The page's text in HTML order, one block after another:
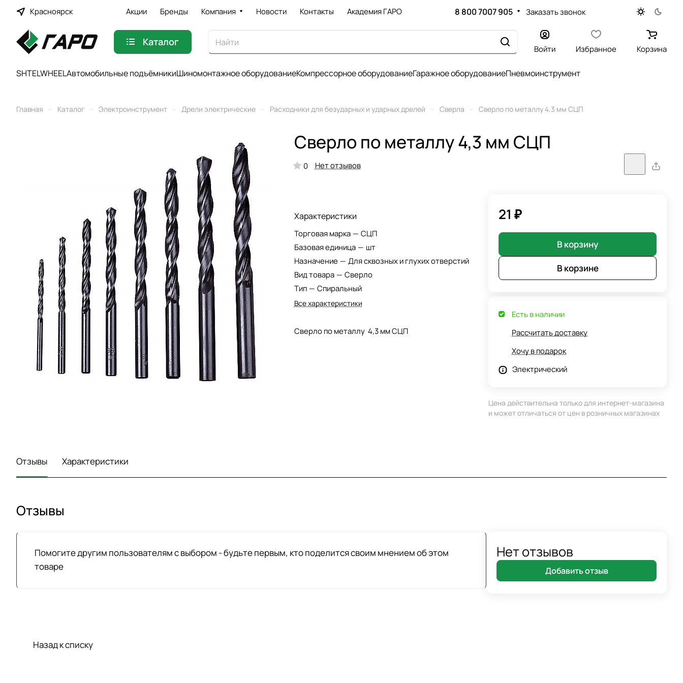
Красноярск Акции Бренды Компания Новости Контакты Академия ГАРО 8 800 7007 905 Заказать звонок
Каталог
Войти Избранное Корзина
SHTELWHEELАвтомобильные подъёмникиШиномонтажное оборудованиеКомпрессорное оборудованиеГаражное оборудованиеПневмоинструмент
Главная – Каталог – Электроинструмент – Дрели электрические – Расходники для безударных и ударных дрелей – Сверла – Сверло по металлу 4,3 мм СЦП
Сверло по металлу 4,3 мм СЦП
0 Нет отзывов
Характеристики
Торговая марка — СЦП
Базовая единица — шт
Назначение — Для сквозных и глухих отверстий
Вид товара — Сверло
Тип — Спиральный
Все характеристики
Сверло по металлу 4,3 мм СЦП
21 ₽
В корзину
В корзине
Есть в наличии
Рассчитать доставку
Хочу в подарок
Электрический
Цена действительна только для интернет-магазина
и может отличаться от цен в розничных магазинах
Отзывы Характеристики
Отзывы
Помогите другим пользователям с выбором - будьте первым, кто поделится своим мнением об этом
товаре
Нет отзывов
Добавить отзыв
Назад к списку